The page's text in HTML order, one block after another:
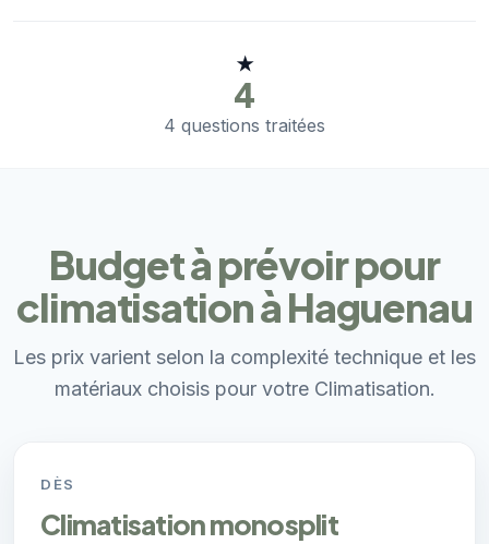
★
4
4 questions traitées
Budget à prévoir pour
climatisation à Haguenau
Les prix varient selon la complexité technique et les
matériaux choisis pour votre Climatisation.
DÈS
Climatisation monosplit